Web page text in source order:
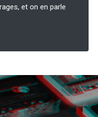
et on en parle